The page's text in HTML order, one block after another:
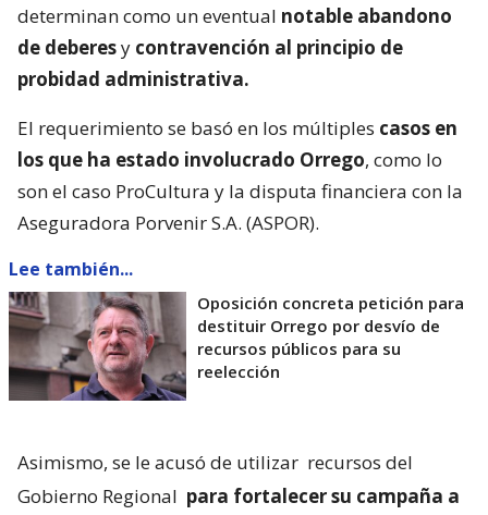
determinan como un eventual notable abandono
de deberesy contravención al principio de
probidad administrativa.
El requerimiento se basó en los múltiples casos en
los que ha estado involucrado Orrego, como lo
son el caso ProCultura y la disputa financiera con la
Aseguradora Porvenir S.A. (ASPOR).
Lee también...
Oposición concreta petición para
destituir Orrego por desvío de
recursos públicos para su
reelección
Asimismo, se le acusó de utilizar recursos del
Gobierno Regional para fortalecer su campaña a